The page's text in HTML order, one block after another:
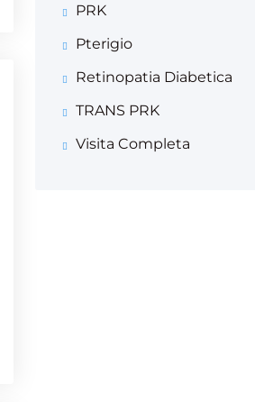
PRK
Pterigio
Retinopatia Diabetica
TRANS PRK
Visita Completa